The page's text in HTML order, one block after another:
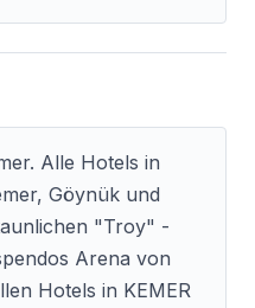
5–6 Stunden
geeignet
und visuell
Alle Hotels in
Göynük und
"Troy" -
Arena von
Hotels in KEMER